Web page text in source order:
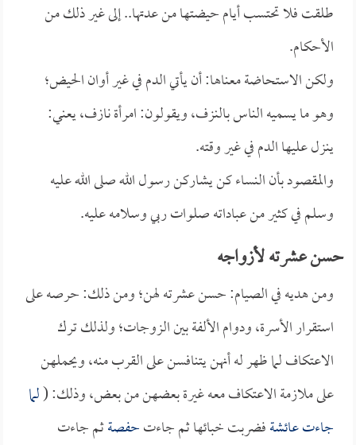
طلقت فلا تحتسب أيام حيضتها من عدتها.. إلى غير ذلك من
الأحكام.
ولكن الاستحاضة معناها: أن يأتي الدم في غير أوان الحيض؛
وهو ما يسميه الناس بالنزف، ويقولون: امرأة نازف، يعني:
ينزل عليها الدم في غير وقته.
والمقصود بأن النساء كن يشاركن رسول الله صلى الله عليه
وسلم في كثير من عباداته صلوات ربي وسلامه عليه.
حسن عشرته لأزواجه
ومن هديه في الصيام: حسن عشرته لهن؛ ومن ذلك: حرصه على
استقرار الأسرة، ودوام الألفة بين الزوجات؛ ولذلك ترك
الاعتكاف لما ظهر له أنهن يتنافسن على القرب منه، ويحملهن
على ملازمة الاعتكاف معه غيرة بعضهن من بعض، وذلك: (لما
جاءتعائشةفضربت خبائها ثم جاءتحفصةثم جاءت